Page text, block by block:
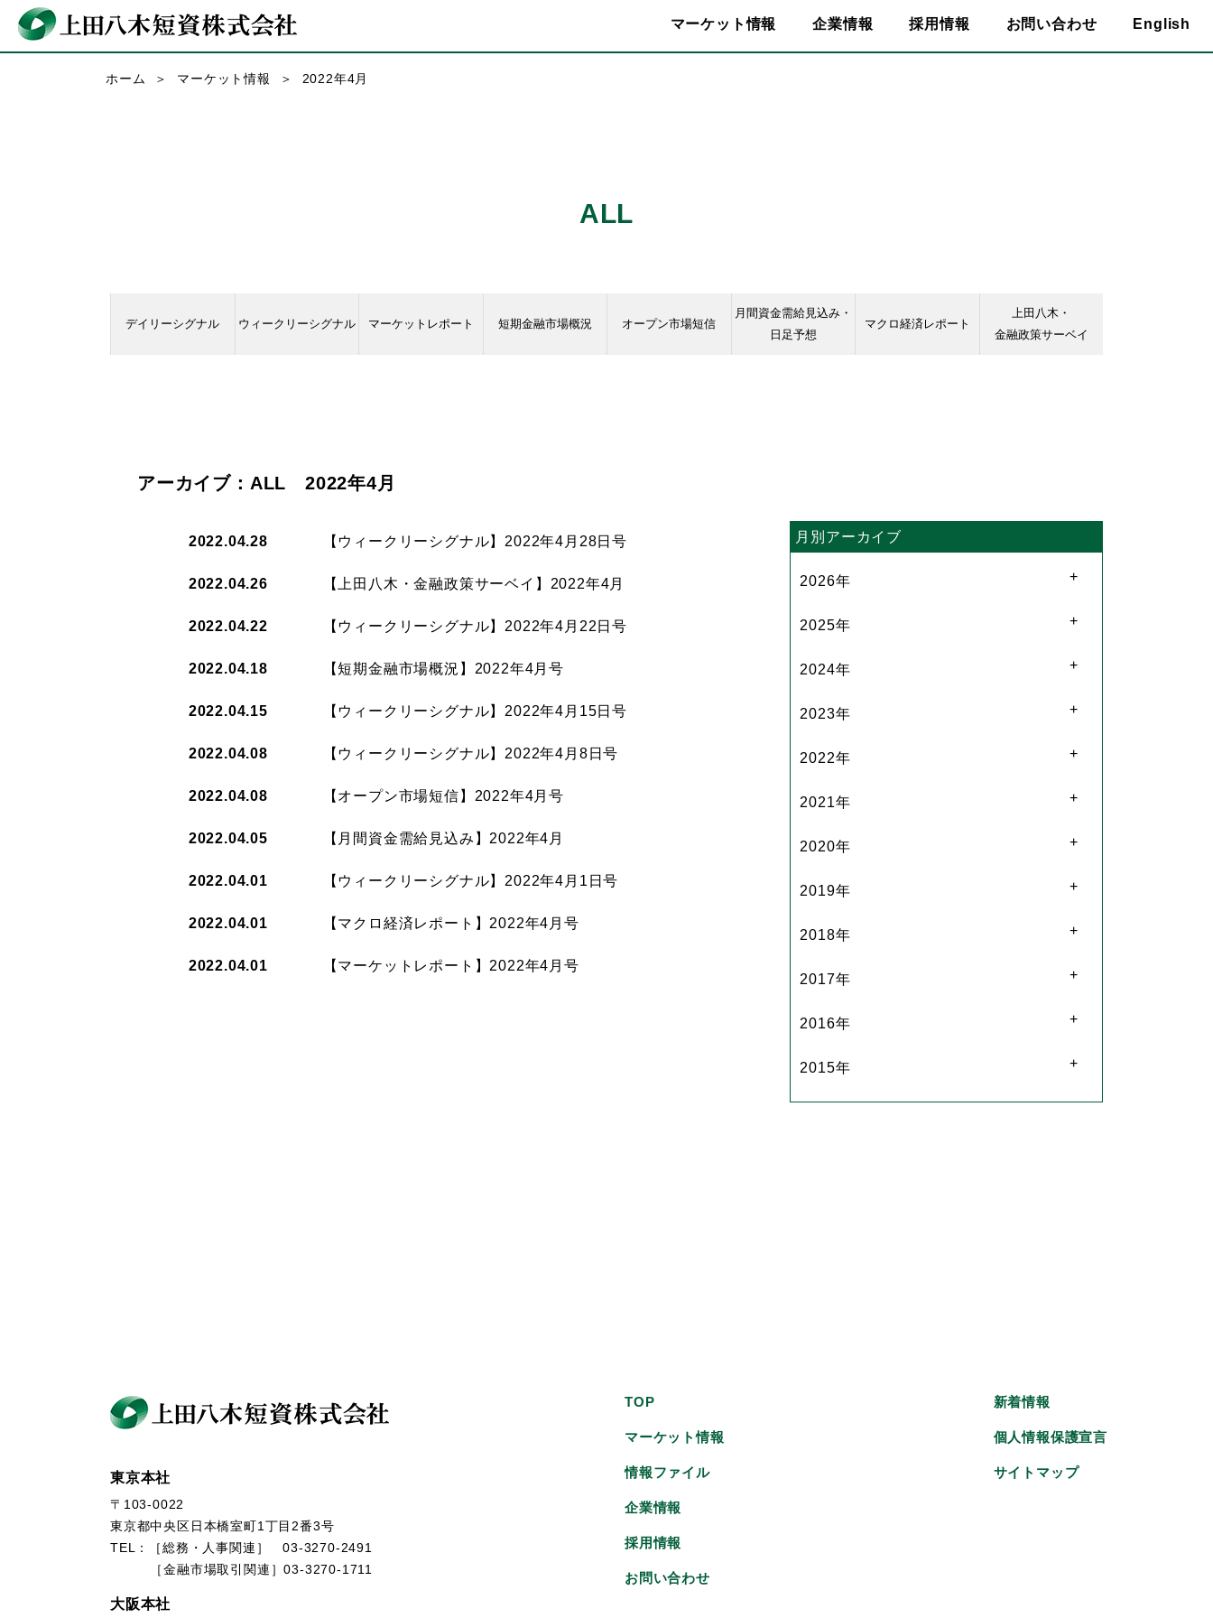
マーケット情報 企業情報 採用情報 お問い合わせ English
ホーム マーケット情報 2022年4月
ALL
デイリーシグナル ウィークリーシグナル マーケットレポート 短期金融市場概況 オープン市場短信
月間資金需給見込み・
日足予想
マクロ経済レポート
上田八木・
金融政策サーベイ
アーカイブ：ALL 2022年4月
2022.04.28 【ウィークリーシグナル】2022年4月28日号
2022.04.26 【上田八木・金融政策サーベイ】2022年4月
2022.04.22 【ウィークリーシグナル】2022年4月22日号
2022.04.18 【短期金融市場概況】2022年4月号
2022.04.15 【ウィークリーシグナル】2022年4月15日号
2022.04.08 【ウィークリーシグナル】2022年4月8日号
2022.04.08 【オープン市場短信】2022年4月号
2022.04.05 【月間資金需給見込み】2022年4月
2022.04.01 【ウィークリーシグナル】2022年4月1日号
2022.04.01 【マクロ経済レポート】2022年4月号
2022.04.01 【マーケットレポート】2022年4月号
月別アーカイブ
2026年
2025年
2024年
2023年
2022年
2021年
2020年
2019年
2018年
2017年
2016年
2015年
東京本社
〒103-0022
東京都中央区日本橋室町1丁目2番3号
TEL：［総務・人事関連］ 03-3270-2491
［金融市場取引関連］03-3270-1711
大阪本社
TOP
マーケット情報
情報ファイル
企業情報
採用情報
お問い合わせ
新着情報
個人情報保護宣言
サイトマップ